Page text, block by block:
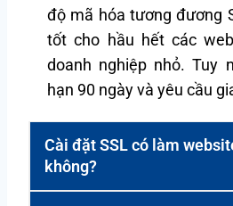
độ mã hóa tương đương
tốt cho hầu hết các
doanh nghiệp nhỏ. Tuy
hạn 90 ngày và yêu cầu
Cài đặt SSL có làm
không?